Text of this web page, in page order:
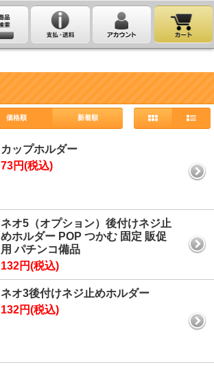
価格順 新着順
カップホルダー
73円(税込)
ネオ5（オプション）後付けネジ止
めホルダー POP つかむ 固定 販促
用 パチンコ備品
132円(税込)
ネオ3後付けネジ止めホルダー
132円(税込)